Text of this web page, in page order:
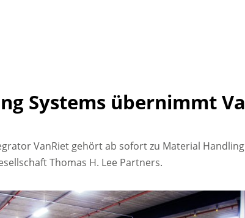
Systems übernimmt
VanRiet gehört ab sofort zu Material
Thomas H. Lee Partners.